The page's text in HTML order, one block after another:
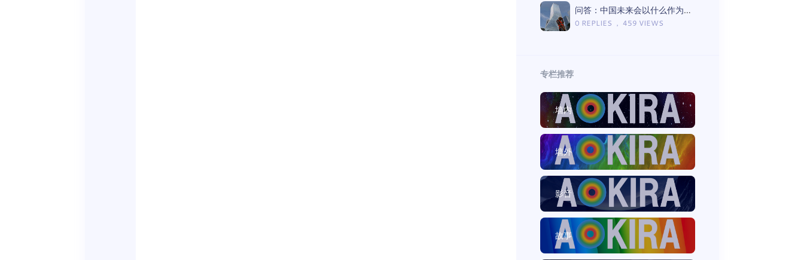
问答：中国未来会以什么作为经济支柱？
0 REPLIES ， 459 VIEWS
专栏推荐
墙内
墙外
影音
故事